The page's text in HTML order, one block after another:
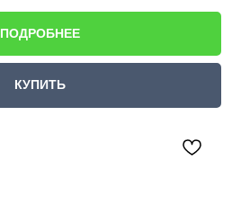
ПОДРОБНЕЕ
КУПИТЬ